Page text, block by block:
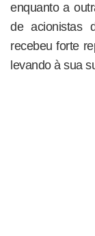
enquanto a
de acionistas
recebeu forte
levando à sua